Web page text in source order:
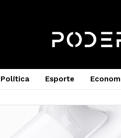
Política Esporte